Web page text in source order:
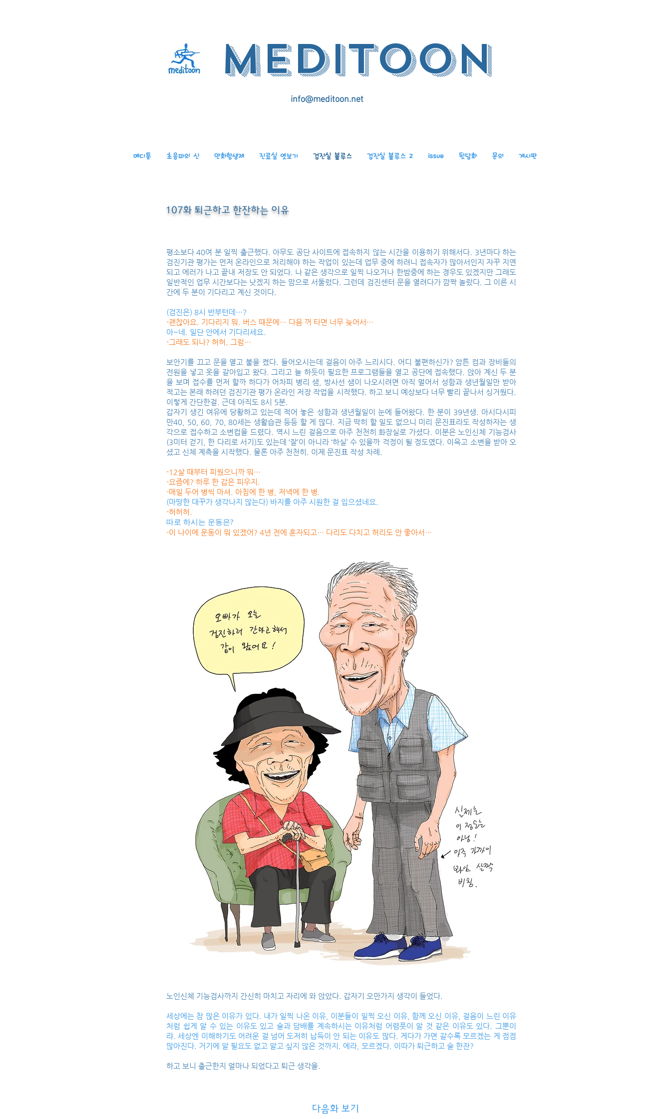
meditoon
info@meditoon.net
메디툰 초음파의 신 만화항생제 진료실 엿보기 검진실 블루스 검진실 블루스 2 issue 뒷담화 문의 게시판
107화 퇴근하고 한잔하는 이유
평소보다 40여 분 일찍 출근했다. 아무도 공단 사이트에 접속하지 않는 시간을 이용하기 위해서다. 3년마다 하는
검진기관 평가는 먼저 온라인으로 처리해야 하는 작업이 있는데 업무 중에 하려니 접속자가 많아서인지 자꾸 지연
되고 에러가 나고 끝내 저장도 안 되었다. 나 같은 생각으로 일찍 나오거나 한밤중에 하는 경우도 있겠지만 그래도
일반적인 업무 시간보다는 낫겠지 하는 맘으로 서둘렀다. 그런데 검진센터 문을 열려다가 깜짝 놀랐다. 그 이른 시
간에 두 분이 기다리고 계신 것이다.
(검진은) 8시 반부턴데…?
-괜찮아요. 기다리지 뭐. 버스 때문에… 다음 꺼 타면 너무 늦어서…
아~네. 일단 안에서 기다리세요.
-그래도 되나? 허허. 그럼…
보안기를 끄고 문을 열고 불을 켰다. 들어오시는데 걸음이 아주 느리시다. 어디 불편하신가? 암튼 컴과 장비들의
전원을 넣고 옷을 갈아입고 왔다. 그리고 늘 하듯이 필요한 프로그램들을 열고 공단에 접속했다. 앉아 계신 두 분
을 보며 접수를 먼저 할까 하다가 어차피 병리 샘, 방사선 샘이 나오시려면 아직 멀어서 성함과 생년월일만 받아
적고는 본래 하려던 검진기관 평가 온라인 저장 작업을 시작했다. 하고 보니 예상보다 너무 빨리 끝나서 싱거웠다.
이렇게 간단한걸. 근데 아직도 8시 5분.
갑자기 생긴 여유에 당황하고 있는데 적어 놓은 성함과 생년월일이 눈에 들어왔다. 한 분이 39년생. 아시다시피
만40, 50, 60, 70, 80세는 생활습관 등등 할 게 많다. 지금 딱히 할 일도 없으니 미리 문진표라도 작성하자는 생
각으로 접수하고 소변컵을 드렸다. 역시 느린 걸음으로 아주 천천히 화장실로 가셨다. 이분은 노인신체 기능검사
(3미터 걷기, 한 다리로 서기)도 있는데 ‘잘’이 아니라 ‘하실’ 수 있을까 걱정이 될 정도였다. 이윽고 소변을 받아 오
셨고 신체 계측을 시작했다. 물론 아주 천천히. 이제 문진표 작성 차례.
-12살 때부터 피웠으니까 뭐…
-요즘에? 하루 한 갑은 피우지.
-매일 두어 병씩 마셔. 아침에 한 병, 저녁에 한 병.
(마땅한 대꾸가 생각나지 않는다) 바지를 아주 시원한 걸 입으셨네요.
-허허허.
따로 하시는 운동은?
-이 나이에 운동이 뭐 있겠어? 4년 전에 혼자되고… 다리도 다치고 허리도 안 좋아서…
노인신체 기능검사까지 간신히 마치고 자리에 와 앉았다. 갑자기 오만가지 생각이 들었다.
세상에는 참 많은 이유가 있다. 내가 일찍 나온 이유, 이분들이 일찍 오신 이유, 함께 오신 이유, 걸음이 느린 이유
처럼 쉽게 알 수 있는 이유도 있고 술과 담배를 계속하시는 이유처럼 어렴풋이 알 것 같은 이유도 있다. 그뿐이
랴. 세상엔 이해하기도 어려운 걸 넘어 도저히 납득이 안 되는 이유도 많다. 게다가 가면 갈수록 모르겠는 게 점점
많아진다. 거기에 알 필요도 없고 알고 싶지 않은 것까지. 에라, 모르겠다. 이따가 퇴근하고 술 한잔?
하고 보니 출근한지 얼마나 되었다고 퇴근 생각을.
다음화 보기